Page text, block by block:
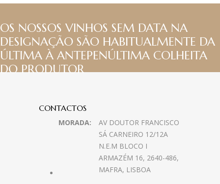
OS NOSSOS VINHOS SEM DATA NA
DESIGNAÇÃO SÃO HABITUALMENTE DA
ÚLTIMA À ANTEPENÚLTIMA COLHEITA
DO PRODUTOR
CONTACTOS
MORADA:
AV DOUTOR FRANCISCO
SÁ CARNEIRO 12/12A
N.E.M BLOCO I
ARMAZÉM 16, 2640-486,
MAFRA, LISBOA